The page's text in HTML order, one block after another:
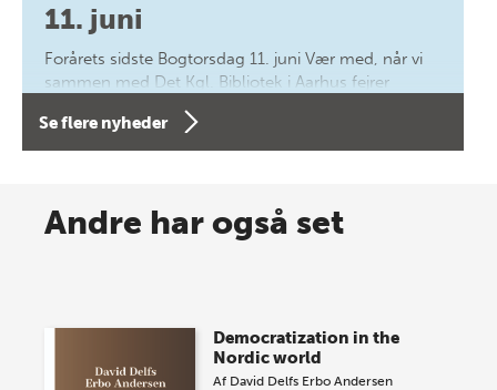
11. juni
Forårets sidste Bogtorsdag 11. juni Vær med, når vi
sammen med Det Kgl. Bibliotek i Aarhus fejrer
forfatterne bag vores nyes…
Spar op til 70% til sommer-
Se flere nyheder
Andre har også set
Democratization in the
Nordic world
Af David Delfs Erbo Andersen